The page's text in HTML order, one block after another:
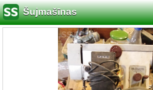
Šujmašīnas